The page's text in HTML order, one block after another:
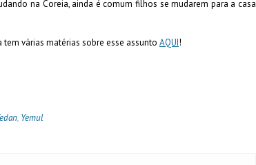
na Coreia, ainda é comum filhos se mudarem para a casa
várias matérias sobre esse assunto AQUI!
, Yemul